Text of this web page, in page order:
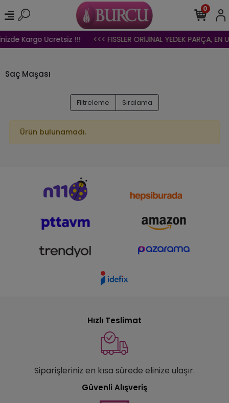
Kargo Ücretsiz !!! <<< FISSLER ORİJİNAL YEDEK PARÇA,
0
Saç Maşası
Filtreleme Sıralama
Ürün bulunamadı.
Hızlı Teslimat
Siparişleriniz en kısa sürede elinize ulaşır.
Güvenli Alışveriş